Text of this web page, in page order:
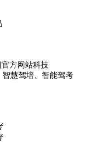
方网站科技
慧驾培、智能驾考